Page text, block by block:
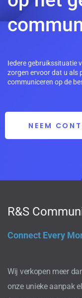
Iedere gebruikssituatie
zorgen ervoor dat u als
communiceren op de
NEEM
R&S
Connect Every
Wij verkopen meer
onze unieke aanpak